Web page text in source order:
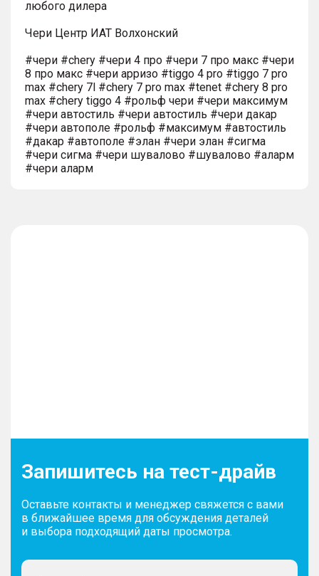
любого дилера
Чери Центр ИАТ Волхонский
#чери #chery #чери 4 про #чери 7 про макс #чери
8 про макс #чери арризо #tiggo 4 pro #tiggo 7 pro
max #chery 7l #chery 7 pro max #tenet #chery 8 pro
max #chery tiggo 4 #рольф чери #чери максимум
#чери автостиль #чери автостиль #чери дакар
#чери автополе #рольф #максимум #автостиль
#дакар #автополе #элан #чери элан #сигма
#чери сигма #чери шувалово #шувалово #аларм
#чери аларм
Запишитесь на тест-драйв
Оставьте контакты и менеджер свяжется с вами
в ближайшее время для обсуждения деталей
и выбора подходящий даты просмотра.